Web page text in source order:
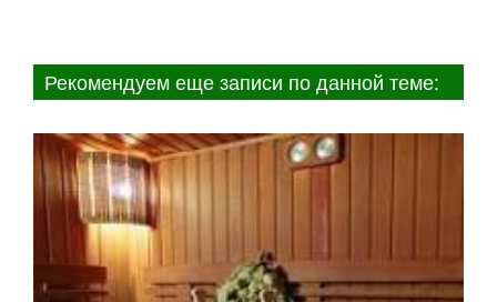
Рекомендуем еще записи по данной теме: